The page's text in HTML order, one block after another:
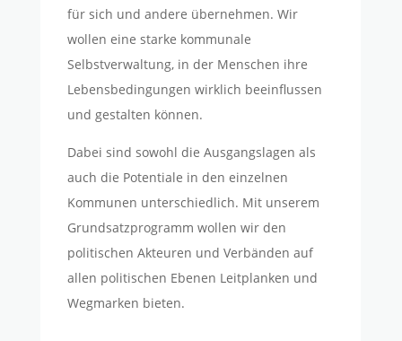
für sich und andere übernehmen. Wir
wollen eine starke kommunale
Selbstverwaltung, in der Menschen ihre
Lebensbedingungen wirklich beeinflussen
und gestalten können.
Dabei sind sowohl die Ausgangslagen als
auch die Potentiale in den einzelnen
Kommunen unterschiedlich. Mit unserem
Grundsatzprogramm wollen wir den
politischen Akteuren und Verbänden auf
allen politischen Ebenen Leitplanken und
Wegmarken bieten.